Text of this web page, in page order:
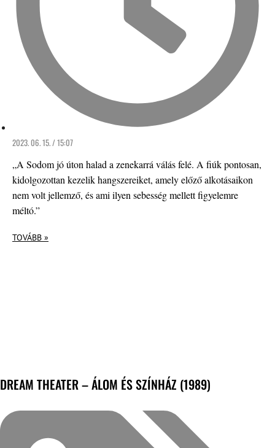
2023. 06. 15. / 15:07
„A Sodom jó úton halad a zenekarrá válás felé. A fiúk pontosan,
kidolgozottan kezelik hangszereiket, amely előző alkotásaikon
nem volt jellemző, és ami ilyen sebesség mellett figyelemre
méltó.”
TOVÁBB »
DREAM THEATER – ÁLOM ÉS SZÍNHÁZ (1989)